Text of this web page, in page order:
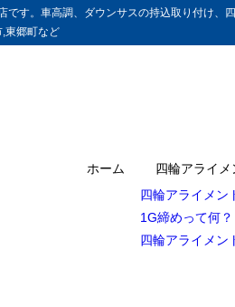
です。車高調、ダウンサスの持込取り付け、
東郷町など
ホーム
四輪アライメ
四輪アライメン
1G締めって何？
四輪アライメン